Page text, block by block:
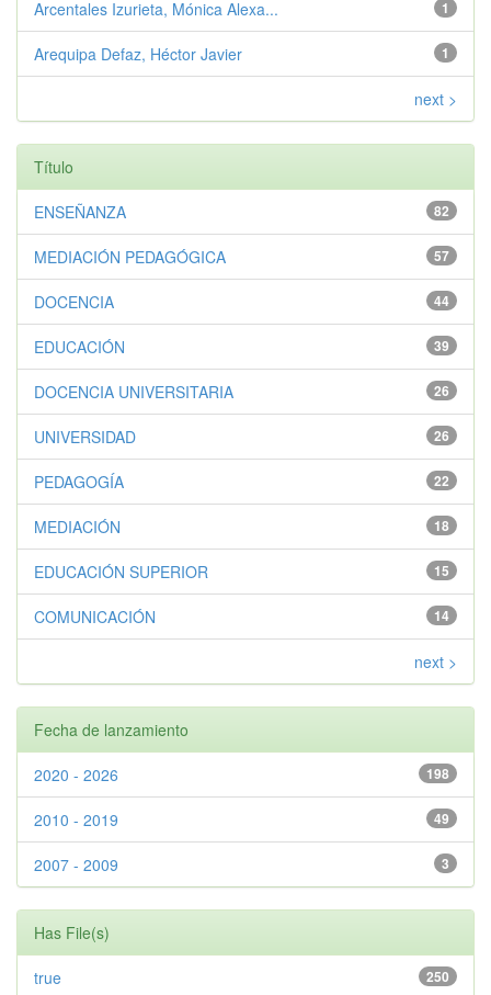
1
Arcentales Izurieta, Mónica Alexa...
1
Arequipa Defaz, Héctor Javier
next >
Título
82
ENSEÑANZA
57
MEDIACIÓN PEDAGÓGICA
44
DOCENCIA
39
EDUCACIÓN
26
DOCENCIA UNIVERSITARIA
26
UNIVERSIDAD
22
PEDAGOGÍA
18
MEDIACIÓN
15
EDUCACIÓN SUPERIOR
14
COMUNICACIÓN
next >
Fecha de lanzamiento
198
2020 - 2026
49
2010 - 2019
3
2007 - 2009
Has File(s)
250
true